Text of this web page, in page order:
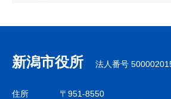
ナ
ビ
ゲ
新潟市役所 法人番号
住所
〒951-8550